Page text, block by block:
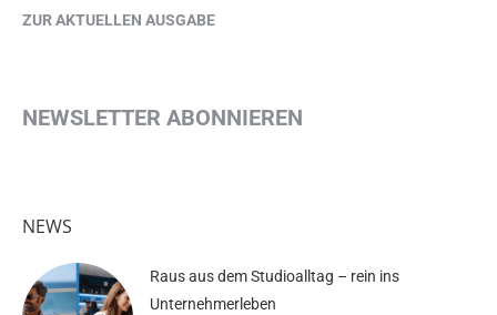
ZUR AKTUELLEN AUSGABE
NEWSLETTER ABONNIEREN
NEWS
Raus aus dem Studioalltag – rein ins
Unternehmerleben